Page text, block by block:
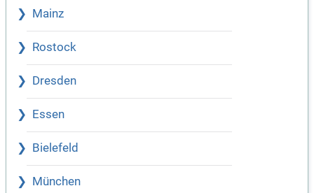
Mainz
Rostock
Dresden
Essen
Bielefeld
München